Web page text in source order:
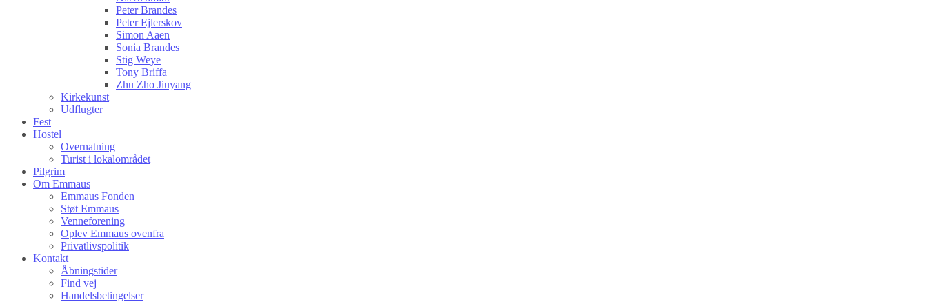
Peter Brandes
Peter Ejlerskov
Simon Aaen
Sonia Brandes
Stig Weye
Tony Briffa
Zhu Zho Jiuyang
Kirkekunst
Udflugter
Fest
Hostel
Overnatning
Turist i lokalområdet
Pilgrim
Om Emmaus
Emmaus Fonden
Støt Emmaus
Venneforening
Oplev Emmaus ovenfra
Privatlivspolitik
Kontakt
Åbningstider
Find vej
Handelsbetingelser